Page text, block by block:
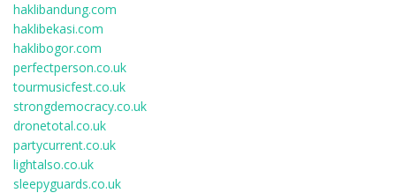
haklibandung.com
haklibekasi.com
haklibogor.com
perfectperson.co.uk
tourmusicfest.co.uk
strongdemocracy.co.uk
dronetotal.co.uk
partycurrent.co.uk
lightalso.co.uk
sleepyguards.co.uk